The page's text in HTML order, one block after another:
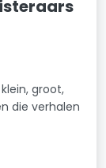
groot,
die verhalen